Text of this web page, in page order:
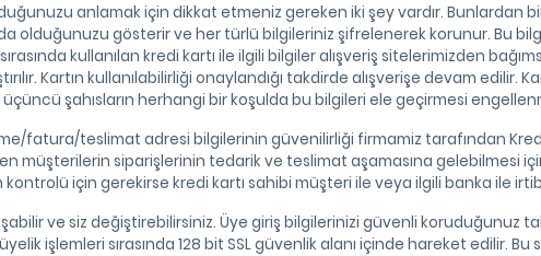
anlamak için dikkat etmeniz gereken iki şey vardır. Bunlardan
olduğunuzu gösterir ve her türlü bilgileriniz şifrelenerek korunur. Bu
kullanılan kredi kartı ile ilgili bilgiler alışveriş sitelerimizden
Kartın kullanılabilirliği onaylandığı takdirde alışverişe devam edilir.
şahısların herhangi bir koşulda bu bilgileri ele geçirmesi
fatura/teslimat adresi bilgilerinin güvenilirliği firmamiz tarafından Kredi
müşterilerin siparişlerinin tedarik ve teslimat aşamasına gelebilmesi
için gerekirse kredi kartı sahibi müşteri ile veya ilgili banka ile
ve siz değiştirebilirsiniz. Üye giriş bilgilerinizi güvenli koruduğunuz
işlemleri sırasında 128 bit SSL güvenlik alanı içinde hareket edilir. Bu